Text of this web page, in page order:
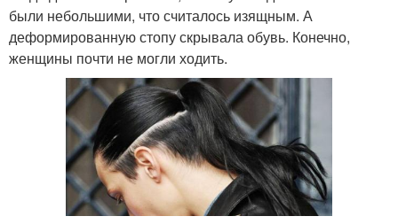
были небольшими, что считалось изящным. А
деформированную стопу скрывала обувь. Конечно,
женщины почти не могли ходить.